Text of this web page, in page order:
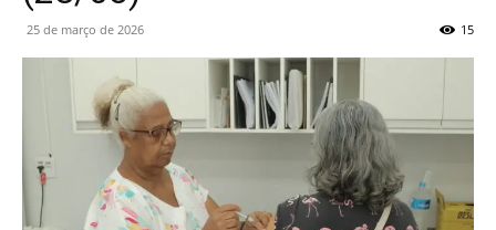
25 de março de 2026 15